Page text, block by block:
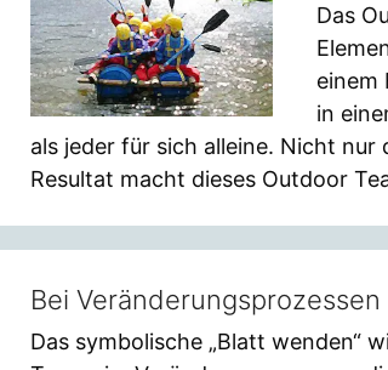
Das
einem
in
als jeder für sich alleine. Nicht
Resultat macht dieses Outdoor
Bei
Das symbolische „Blatt wenden“